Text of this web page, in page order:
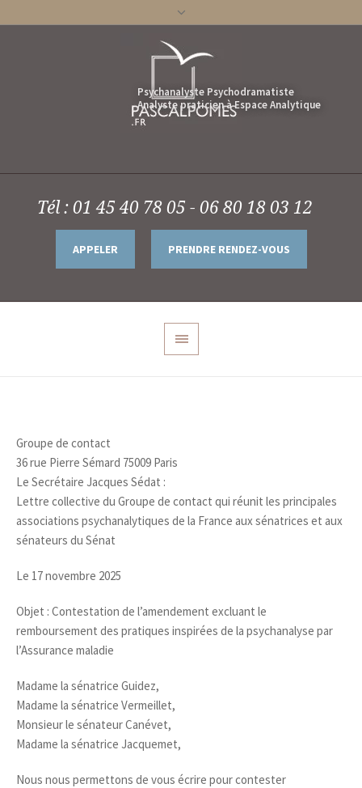
Tél : 01 45 40 78 05 - 06 80 18 03 12
APPELER PRENDRE RENDEZ-VOUS
Groupe de contact
36 rue Pierre Sémard 75009 Paris
Le Secrétaire Jacques Sédat :
Lettre collective du Groupe de contact qui réunit les principales
associations psychanalytiques de la France aux sénatrices et aux
sénateurs du Sénat
Le 17 novembre 2025
Objet : Contestation de l’amendement excluant le
remboursement des pratiques inspirées de la psychanalyse par
l’Assurance maladie
Madame la sénatrice Guidez,
Madame la sénatrice Vermeillet,
Monsieur le sénateur Canévet,
Madame la sénatrice Jacquemet,
Nous nous permettons de vous écrire pour contester